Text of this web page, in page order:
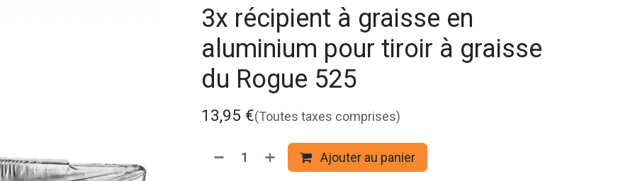
3x récipient à graisse en
aluminium pour tiroir à graisse
du Rogue 525
13,95 €(Toutes taxes comprises)
Ajouter au panier